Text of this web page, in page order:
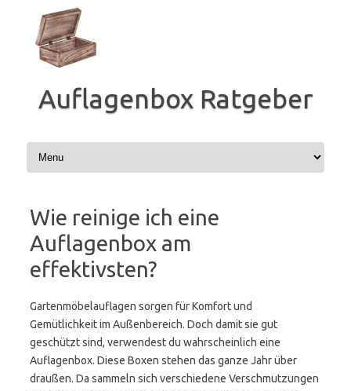
Inhalt
springen
Auflagenbox Ratgeber
Wie reinige ich eine
Auflagenbox am
effektivsten?
Gartenmöbelauflagen sorgen für Komfort und
Gemütlichkeit im Außenbereich. Doch damit sie gut
geschützt sind, verwendest du wahrscheinlich eine
Auflagenbox. Diese Boxen stehen das ganze Jahr über
draußen. Da sammeln sich verschiedene Verschmutzungen